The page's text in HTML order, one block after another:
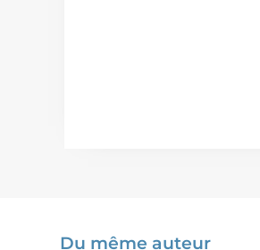
Du même auteur